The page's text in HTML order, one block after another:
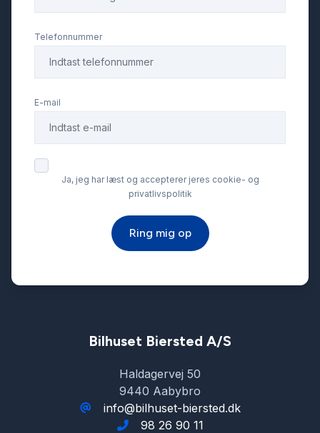
Tonede ruder
Telefonnummer
E-mail
Ja, jeg har læst og accepterer jeres cookie- og
privatlivspolitik
Ring mig op
Bilhuset Biersted A/S
Haldagervej 50
9440 Aabybro
info@bilhuset-biersted.dk
98 26 90 11